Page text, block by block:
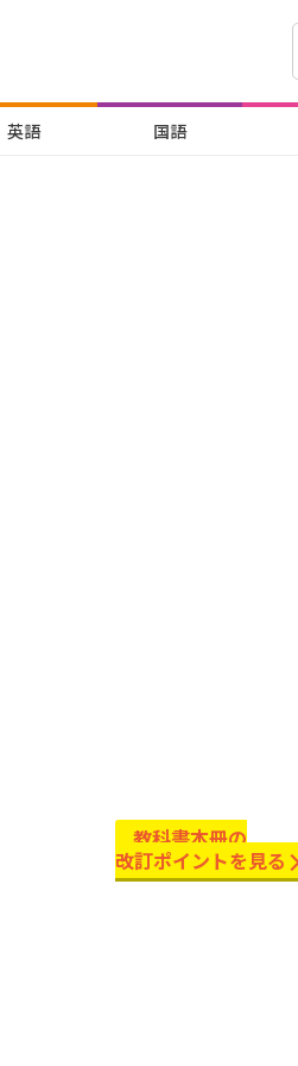
英語 国語
教科書本冊の
改訂ポイントを見る